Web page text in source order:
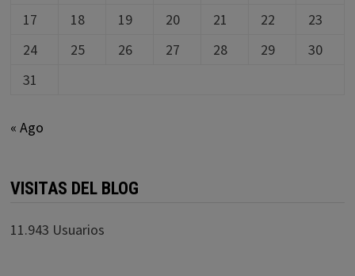
17
18 19 20 21 22
23
24
25 26 27 28 29
30
31
« Ago
VISITAS DEL BLOG
11.943 Usuarios